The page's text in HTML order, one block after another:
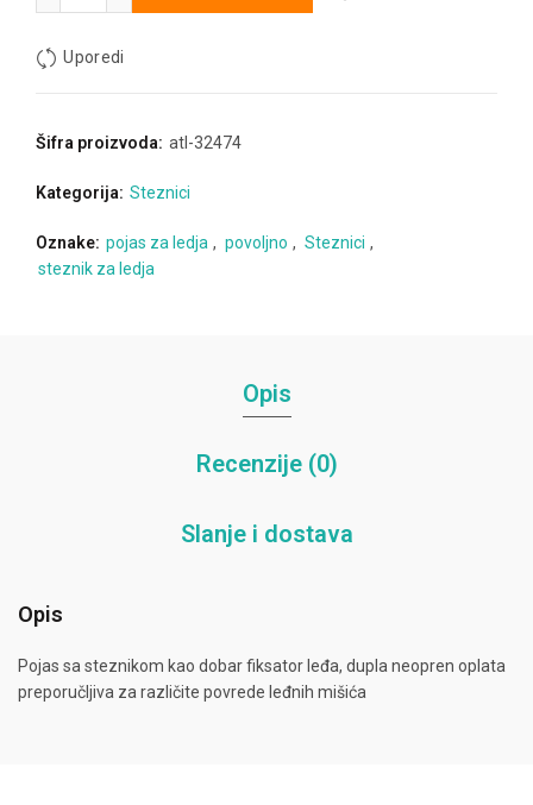
Uporedi
Šifra proizvoda: atl-32474
Kategorija: Steznici
Oznake: pojas za ledja , povoljno , Steznici ,
steznik za ledja
Opis
Recenzije (0)
Slanje i dostava
Opis
Pojas sa steznikom kao dobar fiksator leđa, dupla neopren oplata
preporučljiva za različite povrede leđnih mišića